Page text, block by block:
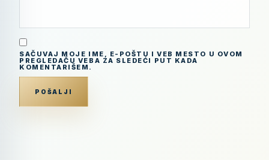
SAČUVAJ MOJE IME, E-POŠTU I VEB MESTO U OVOM
PREGLEDAČU VEBA ZA SLEDEĆI PUT KADA
KOMENTARIŠEM.